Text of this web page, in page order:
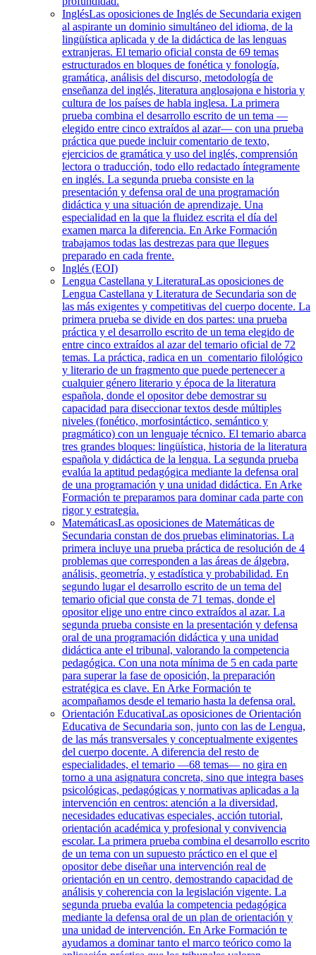
InglésLas oposiciones de Inglés de Secundaria exigen
al aspirante un dominio simultáneo del idioma, de la
lingüística aplicada y de la didáctica de las lenguas
extranjeras. El temario oficial consta de 69 temas
estructurados en bloques de fonética y fonología,
gramática, análisis del discurso, metodología de
enseñanza del inglés, literatura anglosajona e historia y
cultura de los países de habla inglesa. La primera
prueba combina el desarrollo escrito de un tema —
elegido entre cinco extraídos al azar— con una prueba
práctica que puede incluir comentario de texto,
ejercicios de gramática y uso del inglés, comprensión
lectora o traducción, todo ello redactado íntegramente
en inglés. La segunda prueba consiste en la
presentación y defensa oral de una programación
didáctica y una situación de aprendizaje. Una
especialidad en la que la fluidez escrita el día del
examen marca la diferencia. En Arke Formación
trabajamos todas las destrezas para que llegues
preparado en cada frente.
Inglés (EOI)
Lengua Castellana y LiteraturaLas oposiciones de
Lengua Castellana y Literatura de Secundaria son de
las más exigentes y competitivas del cuerpo docente. La
primera prueba se divide en dos partes: una prueba
práctica y el desarrollo escrito de un tema elegido de
entre cinco extraídos al azar del temario oficial de 72
temas. La práctica, radica en un comentario filológico
y literario de un fragmento que puede pertenecer a
cualquier género literario y época de la literatura
española, donde el opositor debe demostrar su
capacidad para diseccionar textos desde múltiples
niveles (fonético, morfosintáctico, semántico y
pragmático) con un lenguaje técnico. El temario abarca
tres grandes bloques: lingüística, historia de la literatura
española y didáctica de la lengua. La segunda prueba
evalúa la aptitud pedagógica mediante la defensa oral
de una programación y una unidad didáctica. En Arke
Formación te preparamos para dominar cada parte con
rigor y estrategia.
MatemáticasLas oposiciones de Matemáticas de
Secundaria constan de dos pruebas eliminatorias. La
primera incluye una prueba práctica de resolución de 4
problemas que corresponden a las áreas de álgebra,
análisis, geometría, y estadística y probabilidad. En
segundo lugar el desarrollo escrito de un tema del
temario oficial que consta de 71 temas, donde el
opositor elige uno entre cinco extraídos al azar. La
segunda prueba consiste en la presentación y defensa
oral de una programación didáctica y una unidad
didáctica ante el tribunal, valorando la competencia
pedagógica. Con una nota mínima de 5 en cada parte
para superar la fase de oposición, la preparación
estratégica es clave. En Arke Formación te
acompañamos desde el temario hasta la defensa oral.
Orientación EducativaLas oposiciones de Orientación
Educativa de Secundaria son, junto con las de Lengua,
de las más transversales y conceptualmente exigentes
del cuerpo docente. A diferencia del resto de
especialidades, el temario —68 temas— no gira en
torno a una asignatura concreta, sino que integra bases
psicológicas, pedagógicas y normativas aplicadas a la
intervención en centros: atención a la diversidad,
necesidades educativas especiales, acción tutorial,
orientación académica y profesional y convivencia
escolar. La primera prueba combina el desarrollo escrito
de un tema con un supuesto práctico en el que el
opositor debe diseñar una intervención real de
orientación en un centro, demostrando capacidad de
análisis y coherencia con la legislación vigente. La
segunda prueba evalúa la competencia pedagógica
mediante la defensa oral de un plan de orientación y
una unidad de intervención. En Arke Formación te
ayudamos a dominar tanto el marco teórico como la